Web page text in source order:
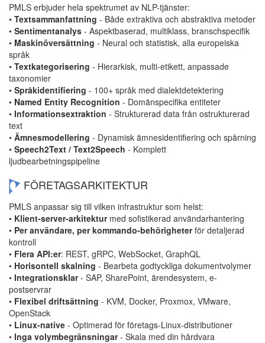
PMLS erbjuder hela spektrumet av NLP-tjänster:
• Textsammanfattning - Både extraktiva och abstraktiva metoder
• Sentimentanalys - Aspektbaserad, multiklass, branschspecifik
• Maskinöversättning - Neural och statistisk, alla europeiska
språk
• Textkategorisering - Hierarkisk, multi-etikett, anpassade
taxonomier
• Språkidentifiering - 100+ språk med dialektdetektering
• Named Entity Recognition - Domänspecifika entiteter
• Informationsextraktion - Strukturerad data från ostrukturerad
text
• Ämnesmodellering - Dynamisk ämnesidentifiering och spårning
• Speech2Text / Text2Speech - Komplett
ljudbearbetningspipeline
FÖRETAGSARKITEKTUR
PMLS anpassar sig till vilken infrastruktur som helst:
• Klient-server-arkitekturmed sofistikerad användarhantering
• Per användare, per kommando-behörigheterför detaljerad
kontroll
• Flera API:er: REST, gRPC, WebSocket, GraphQL
• Horisontell skalning - Bearbeta godtyckliga dokumentvolymer
• Integrationsklar- SAP, SharePoint, ärendesystem, e-
postservrar
• Flexibel driftsättning - KVM, Docker, Proxmox, VMware,
OpenStack
• Linux-native - Optimerad för företags-Linux-distributioner
• Inga volymbegränsningar- Skala med din hårdvara